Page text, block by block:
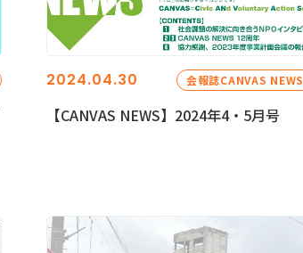
2024.04.30 会報誌CANVAS NEWS
【CANVAS NEWS】2024年4・5月号